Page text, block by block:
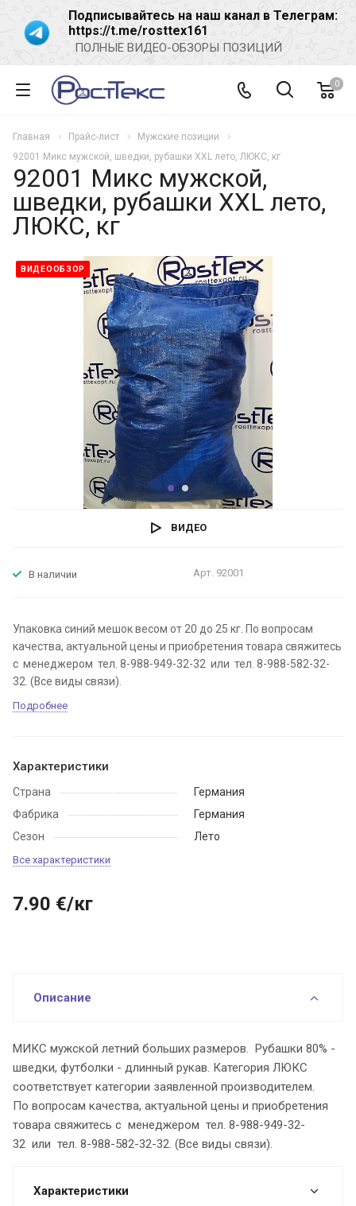
Подписывайтесь на наш канал в Телеграм:
https://t.me/rosttex161
ПОЛНЫЕ ВИДЕО-ОБЗОРЫ ПОЗИЦИЙ
0
Главная Прайс-лист
Мужские позиции
92001 Микс мужской, шведки, рубашки XXL лето, ЛЮКС, кг
92001 Микс мужской,
шведки, рубашки XXL лето,
ЛЮКС, кг
ВИДЕООБЗОР
ВИДЕО
В наличии Арт. 92001
Упаковка синий мешок весом от 20 до 25 кг. По вопросам
качества, актуальной цены и приобретения товара свяжитесь
с менеджером тел. 8-988-949-32-32 или тел. 8-988-582-32-
32. (Все виды связи).
Подробнее
Характеристики
Страна
Германия
Фабрика
Германия
Сезон
Лето
Все характеристики
7.90 €/кг
Описание
МИКС мужской летний больших размеров. Рубашки 80% -
шведки, футболки - длинный рукав. Категория ЛЮКС
соответствует категории заявленной производителем.
По вопросам качества, актуальной цены и приобретения
товара свяжитесь с менеджером тел. 8-988-949-32-
32 или тел. 8-988-582-32-32. (Все виды связи).
Характеристики